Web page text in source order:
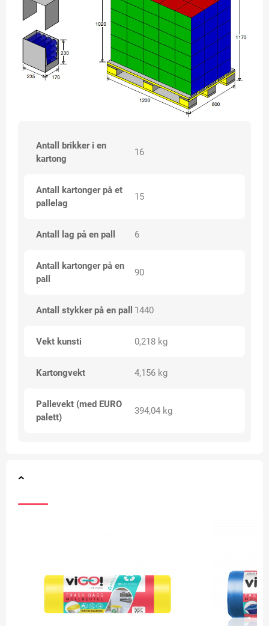
Antall brikker i en
kartong
16
Antall kartonger på et
pallelag
15
Antall lag på en pall 6
Antall kartonger på en
pall
90
Antall stykker på en pall 1440
Vekt kunsti 0,218 kg
Kartongvekt 4,156 kg
Pallevekt (med EURO
palett)
394,04 kg